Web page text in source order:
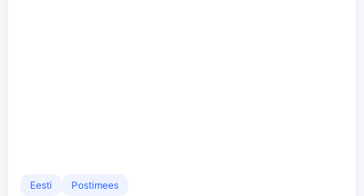
Eesti Postimees